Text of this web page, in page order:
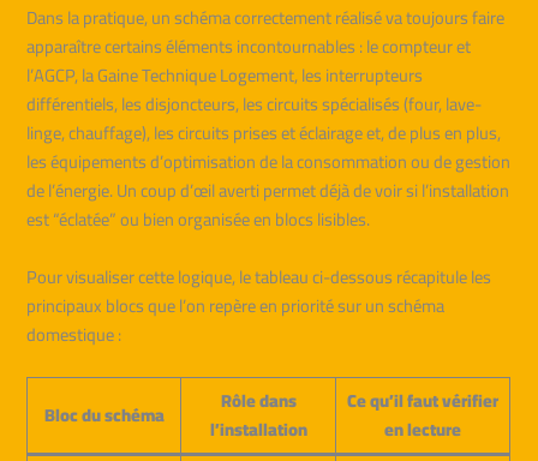
Dans la pratique, un schéma correctement réalisé va toujours faire
apparaître certains éléments incontournables : le compteur et
l’AGCP, la Gaine Technique Logement, les interrupteurs
différentiels, les disjoncteurs, les circuits spécialisés (four, lave-
linge, chauffage), les circuits prises et éclairage et, de plus en plus,
les équipements d’optimisation de la consommation ou de gestion
de l’énergie. Un coup d’œil averti permet déjà de voir si l’installation
est “éclatée” ou bien organisée en blocs lisibles.
Pour visualiser cette logique, le tableau ci-dessous récapitule les
principaux blocs que l’on repère en priorité sur un schéma
domestique :
Bloc du schéma
Rôle dans
l’installation
Ce qu’il faut vérifier
en lecture